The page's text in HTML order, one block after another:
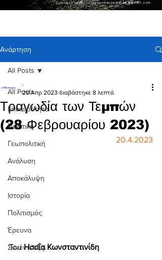
Contact info: ikonandassociates@gmail.com
Ανάρτηση
All Posts
Επικαιρότητα
Πολιτική
Γεωπολιτική
Ανάλυση
Αποκάλυψη
Ιστορία
Πολιτισμός
Έρευνα
Συνέντευξη
All Posts
Τραγωδία των Τεμπών
(28 Φεβρουαρίου 2023)
.
20 Απρ 2023 διαβάστηκε 8 λεπτά
20.4.2023
Του Ησαΐα Κωνσταντινίδη